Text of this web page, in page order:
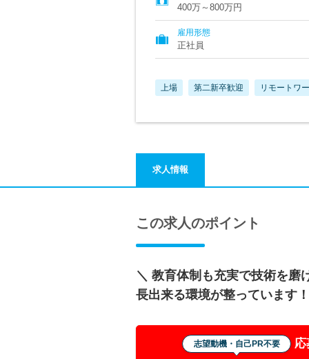
400万～800万円
雇用形態
正社員
上場 第二新卒歓迎 リモートワ
求人情報
この求人のポイント
＼ 教育体制も充実で技術を
長出来る環境が整っています！
志望動機・自己PR不要